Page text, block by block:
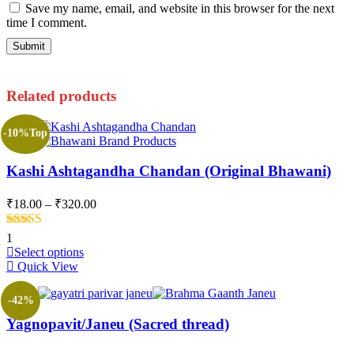
Save my name, email, and website in this browser for the next
time I comment.
Related products
-10%Top
Kashi Ashtagandha Chandan (Original Bhawani)
₹18.00 – ₹320.00Price
Rated
out of 5
1
Select optionsThis
multiple
The
Quick View
-42%
Yagnopavit/Janeu (Sacred thread)